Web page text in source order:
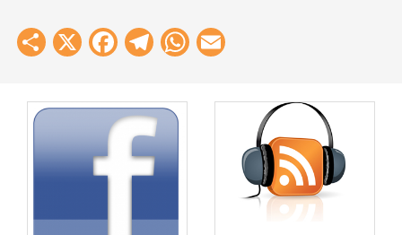
EinesShare
X Facebook
Telegram
WhatsApp